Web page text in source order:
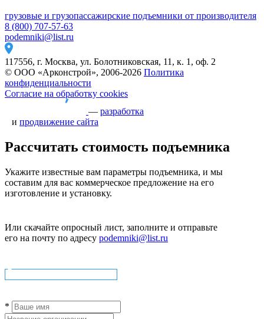
грузовые и грузопассажирские подъемники от производителя
8 (800) 707-57-63
podemniki@list.ru
117556, г. Москва, ул. Болотниковская, 11, к. 1, оф. 2
© ООО «Арконстрой», 2006-2026 Политика
конфиденциальности
Согласие на обработку cookies
— разработка
и продвижение сайта
Рассчитать стоимость подъемника
Укажите известные вам параметры подъемника, и мы
составим для вас коммерческое предложение на его
изготовление и установку.
Или скачайте опросный лист, заполните и отправьте
его на почту по адресу podemniki@list.ru
*